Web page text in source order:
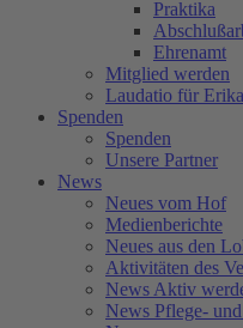
Praktika
Ehrenamt
Mitglied werden
Laudatio für Erika
Spenden
Spenden
Unsere Partner
News
Neues vom Hof
Medienberichte
Neues aus den
Aktivitäten des
News Aktiv
News Pflege-